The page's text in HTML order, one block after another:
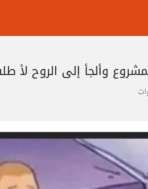
وألجأ إلى الروح لأ